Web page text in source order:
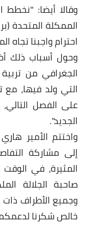
وقالا أيضا: "نخطط
الممكلة المتحدة
احترام واجبنا تجاه
وحول أسباب ذلك
الجغرافي من تربية
التي ولد فيها، مع
على الفصل
الجديد".
واختتم الأمير
إلى مشاركة
المثيرة، في
صاحبة الجلالة
وجميع الأطراف
خالص شكرنا